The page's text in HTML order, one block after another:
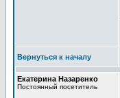
Вернуться к началу
Екатерина Назаренко
Постоянный посетитель